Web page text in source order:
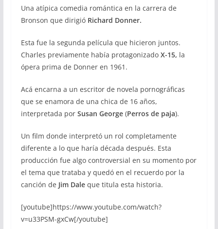
Una atípica comedia romántica en la carrera de
Bronson que dirigió Richard Donner.
Esta fue la segunda película que hicieron juntos.
Charles previamente había protagonizadoX-15, la
ópera prima de Donner en 1961.
Acá encarna a un escritor de novela pornográficas
que se enamora de una chica de 16 años,
interpretada por Susan George(Perros de paja).
Un film donde interpretó un rol completamente
diferente a lo que haría década después. Esta
producción fue algo controversial en su momento por
el tema que trataba y quedó en el recuerdo por la
canción de Jim Daleque titula esta historia.
[youtube]https://www.youtube.com/watch?
v=u33PSM-gxCw[/youtube]